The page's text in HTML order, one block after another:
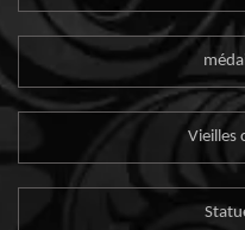
Vieilles